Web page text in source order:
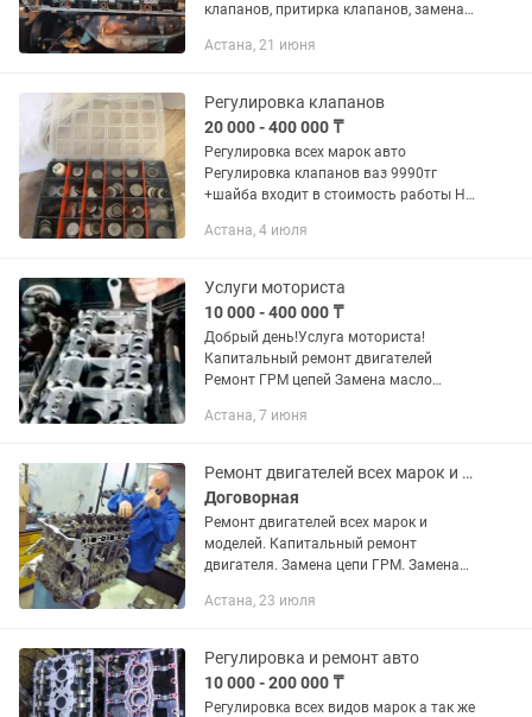
клапанов, притирка клапанов, замена
замена МКПП и АКПП,замена свечей,
Астана, 21 июня
Регулировка клапанов
20 000 - 400 000 ₸
Регулировка всех марок авто
Регулировка клапанов ваз 9990тг
+шайба входит в стоимость работы Не
шайбовые 3UZ 1UZ 2UZ toyota
Астана, 4 июля
Услуги моториста
10 000 - 400 000 ₸
Добрый день!Услуга моториста!
Капитальный ремонт двигателей
Ремонт ГРМ цепей Замена масло
ГБЦ Замена коренных и лобовых
ремонт.Звоните пишите...
Астана, 7 июня
Ремонт двигателей всех марок и моделей
Договорная
Ремонт двигателей всех марок и
моделей. Капитальный ремонт
двигателя. Замена цепи ГРМ. Замена
Регулировка клапанов. Притирка
гидрокомпенсаторов....
Астана, 23 июля
Регулировка и ремонт авто
10 000 - 200 000 ₸
Регулировка всех видов марок а так же